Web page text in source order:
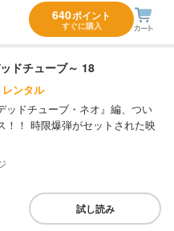
640ポイント
すぐに購入
ドチューブ～ 18
ンタル
ッドチューブ・ネオ』編、つい
！！ 時限爆弾がセットされた映
試し読み